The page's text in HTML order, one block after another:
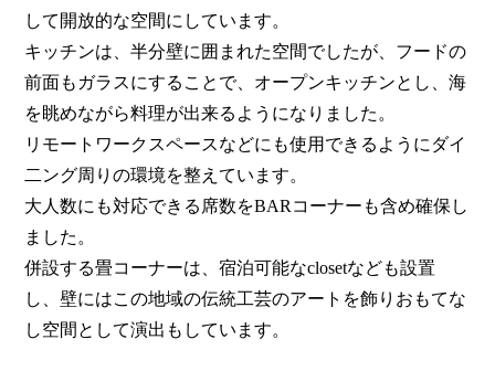
して開放的な空間にしています。
キッチンは、半分壁に囲まれた空間でしたが、フードの
前面もガラスにすることで、オープンキッチンとし、海
を眺めながら料理が出来るようになりました。
リモートワークスペースなどにも使用できるようにダイ
二ング周りの環境を整えています。
大人数にも対応できる席数をBARコーナーも含め確保し
ました。
併設する畳コーナーは、宿泊可能なclosetなども設置
し、壁にはこの地域の伝統工芸のアートを飾りおもてな
し空間として演出もしています。